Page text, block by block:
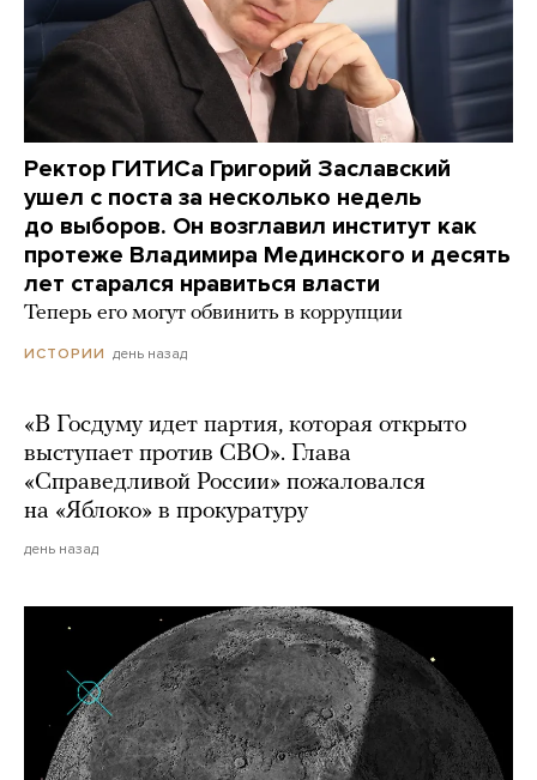
Ректор ГИТИСа Григорий Заславский
ушел с поста за несколько недель
до выборов. Он возглавил институт как
протеже Владимира Мединского и десять
лет старался нравиться власти
Теперь его могут обвинить в коррупции
ИСТОРИИ день назад
«В Госдуму идет партия, которая открыто
выступает против СВО». Глава
«Справедливой России» пожаловался
на «Яблоко» в прокуратуру
день назад